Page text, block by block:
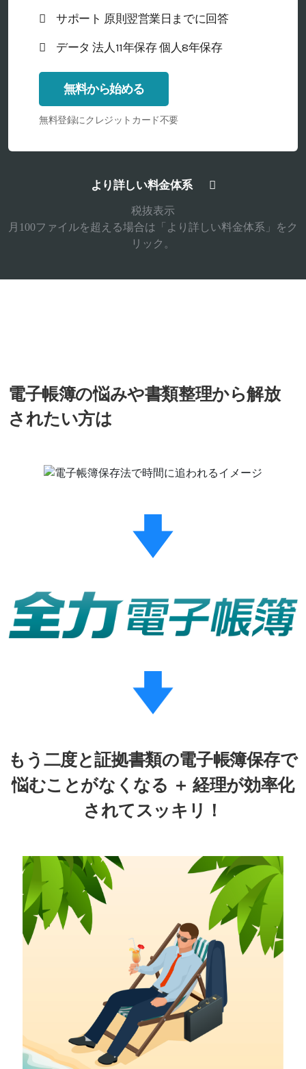
サポート 原則翌営業日までに回答
データ 法人11年保存 個人8年保存
無料から始める
無料登録にクレジットカード不要
より詳しい料金体系
税抜表示
月100ファイルを超える場合は「より詳しい料金体系」をク
リック。
電子帳簿の悩みや書類整理から解放
されたい方は
もう二度と証拠書類の電子帳簿保存で
悩むことがなくなる ＋ 経理が効率化
されてスッキリ！